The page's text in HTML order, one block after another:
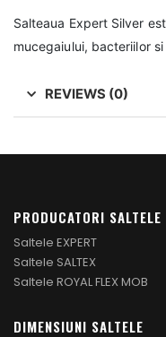
Salteaua Expert Silver
mucegaiului, bacteriilor si
REVIEWS (0)
PRODUCATORI SALTELE
Saltele EXPERT
Saltele SALTEX
Saltele ROYAL FLEX MOB
DIMENSIUNI SALTELE